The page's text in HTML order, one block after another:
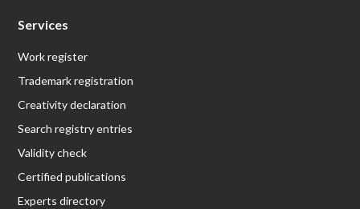
Services
Work register
Trademark registration
Creativity declaration
Search registry entries
Validity check
Certified publications
Experts directory